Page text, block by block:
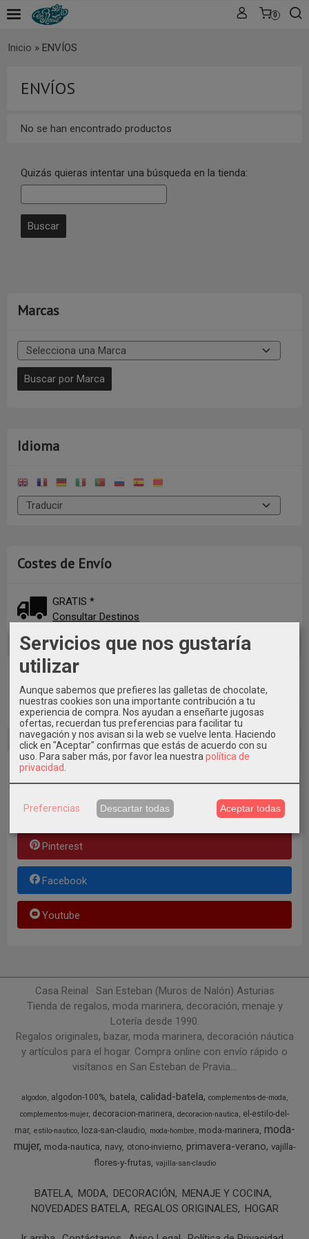
0
Marcas
Idioma
Costes de Envío
GRATIS *
Consultar Destinos
Tu Carrito (0)
El carrito de la compra está vacío
Redes Sociales
Instagram
Pinterest
Facebook
Youtube
Inicio » ENVÍOS
ENVÍOS
No se han encontrado productos
Quizás quieras intentar una búsqueda en la tienda:
Casa Reinal · San Esteban (Muros de Nalón) Asturias
Tienda de regalos, moda marinera, decoración, menaje y
Lotería desde 1990.
Regalos originales, bazar, moda marinera, decoración náutica
y artículos para el hogar. Compra online con envío rápido o
visítanos en San Esteban de Pravia...
algodon algodon-100% batela calidad-batela
complementos-de-moda
complementos-mujer decoracion-marinera decoracion-nautica
el-estilo-del-
mar estilo-nautico loza-san-claudio moda-hombre moda-marinera moda-
mujer moda-nautica navy otono-invierno primavera-verano vajilla-
flores-y-frutas vajilla-san-claudio
BATELA MODA DECORACIÓN
MENAJE Y COCINA
NOVEDADES BATELA
REGALOS ORIGINALES HOGAR
Servicios que nos gustaría
utilizar
Aunque sabemos que prefieres las galletas de chocolate,
nuestras cookies son una importante contribución a tu
experiencia de compra. Nos ayudan a enseñarte jugosas
ofertas, recuerdan tus preferencias para facilitar tu
navegación y nos avisan si la web se vuelve lenta. Haciendo
click en "Aceptar" confirmas que estás de acuerdo con su
uso. Para saber más, por favor lea nuestra política de
privacidad
Preferencias Descartar todas Aceptar todas